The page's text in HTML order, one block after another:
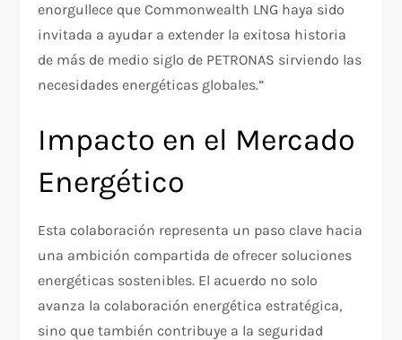
enorgullece que Commonwealth LNG haya sido
invitada a ayudar a extender la exitosa historia
de más de medio siglo de PETRONAS sirviendo las
necesidades energéticas globales.”
Impacto en el Mercado
Energético
Esta colaboración representa un paso clave hacia
una ambición compartida de ofrecer soluciones
energéticas sostenibles. El acuerdo no solo
avanza la colaboración energética estratégica,
sino que también contribuye a la seguridad